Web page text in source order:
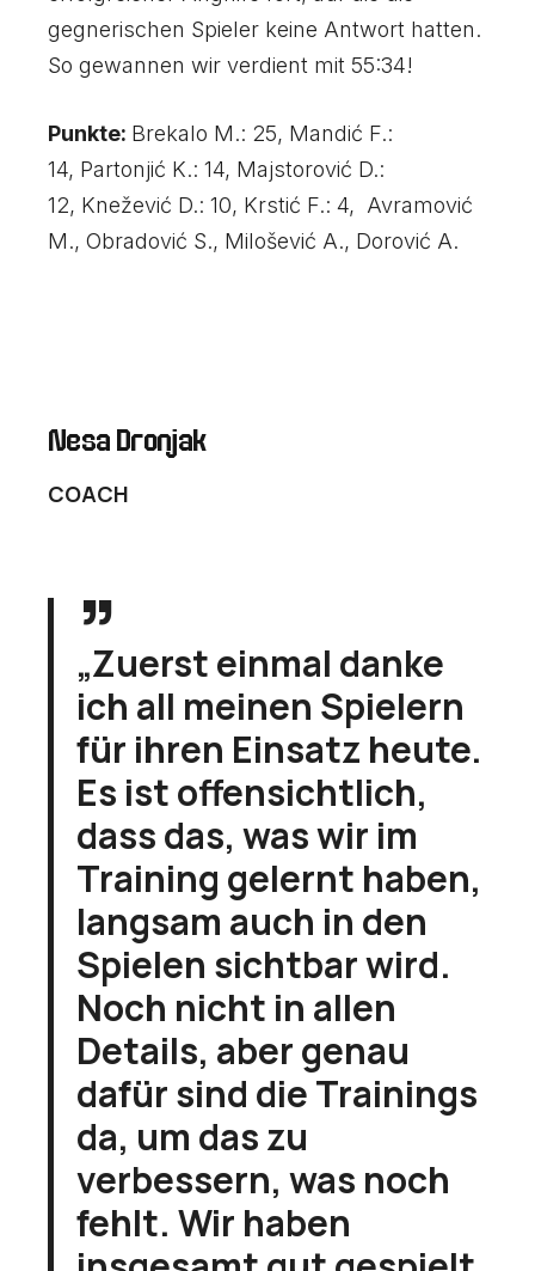
gegnerischen Spieler keine Antwort hatten.
So gewannen wir verdient mit 55:34!
Punkte: Brekalo M.: 25, Mandić F.:
14, Partonjić K.: 14, Majstorović D.:
12, Knežević D.: 10, Krstić F.: 4, Avramović
M., Obradović S., Milošević A., Dorović A.
Nesa Dronjak
COACH
„Zuerst einmal danke
ich all meinen Spielern
für ihren Einsatz heute.
Es ist offensichtlich,
dass das, was wir im
Training gelernt haben,
langsam auch in den
Spielen sichtbar wird.
Noch nicht in allen
Details, aber genau
dafür sind die Trainings
da, um das zu
verbessern, was noch
fehlt. Wir haben